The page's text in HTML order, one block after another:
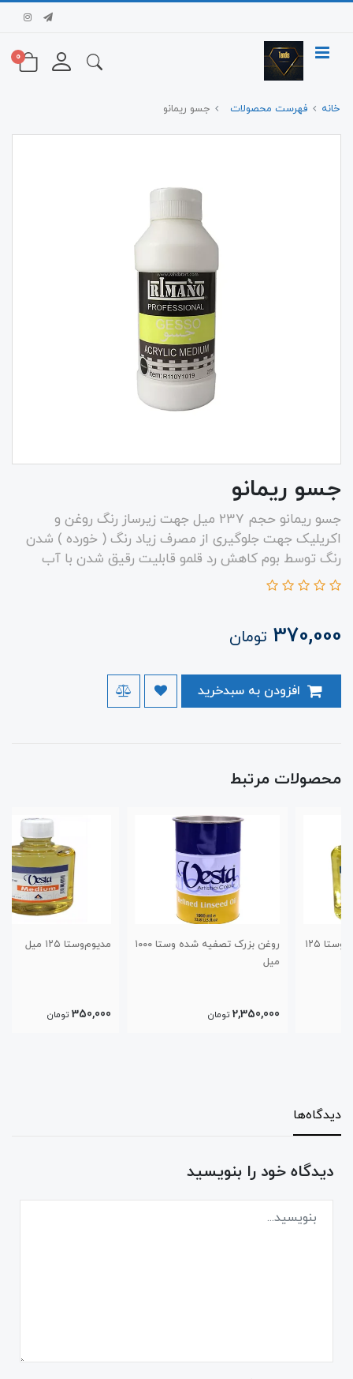
0
خانه فهرست محصولات جسو ریمانو
جسو ریمانو
جسو ریمانو حجم 237 میل جهت زیرساز رنگ روغن و
اکریلیک جهت جلوگیری از مصرف زیاد رنگ ( خورده ) شدن
رنگ توسط بوم کاهش رد قلمو قابلیت رقیق شدن با آب
370,000 تومان
محصولات مرتبط
روغن بزرک تصفیه شده وستا ۱۰۰۰
تومان
مدیوم‌وستا ۱۲۵ میل
تومان
دیدگاه‌ها
دیدگاه خود را بنویسید